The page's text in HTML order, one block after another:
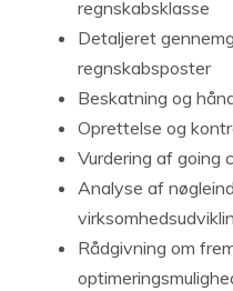
regnskabsklasse
Detaljeret
regnskabsposter
Beskatning og
Oprettelse og
Vurdering af going
Analyse af
Rådgivning om